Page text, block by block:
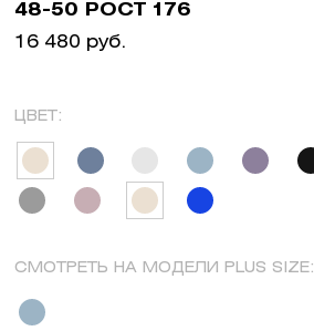
48-50 РОСТ 176
16 480 руб.
ЦВЕТ:
СМОТРЕТЬ НА МОДЕЛИ PLUS SIZE: